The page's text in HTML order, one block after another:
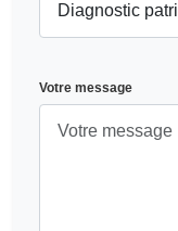
Votre message